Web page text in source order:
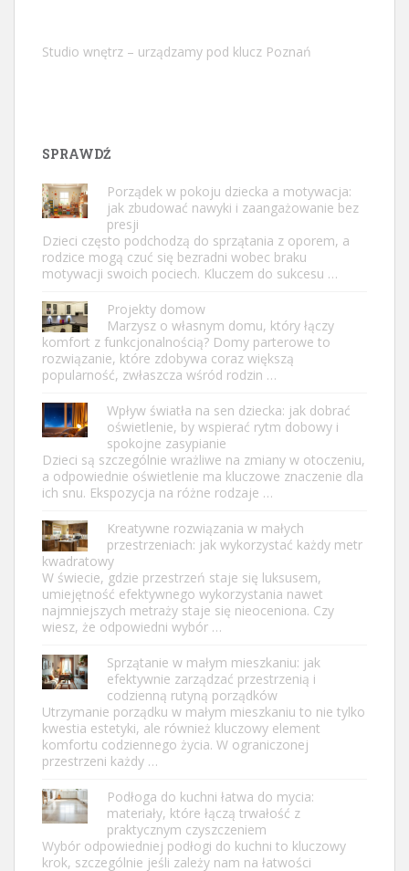
Studio wnętrz – urządzamy pod klucz Poznań
SPRAWDŹ
Porządek w pokoju dziecka a motywacja:
jak zbudować nawyki i zaangażowanie bez
presji
Dzieci często podchodzą do sprzątania z oporem, a
rodzice mogą czuć się bezradni wobec braku
motywacji swoich pociech. Kluczem do sukcesu …
Projekty domow
Marzysz o własnym domu, który łączy
komfort z funkcjonalnością? Domy parterowe to
rozwiązanie, które zdobywa coraz większą
popularność, zwłaszcza wśród rodzin …
Wpływ światła na sen dziecka: jak dobrać
oświetlenie, by wspierać rytm dobowy i
spokojne zasypianie
Dzieci są szczególnie wrażliwe na zmiany w otoczeniu,
a odpowiednie oświetlenie ma kluczowe znaczenie dla
ich snu. Ekspozycja na różne rodzaje …
Kreatywne rozwiązania w małych
przestrzeniach: jak wykorzystać każdy metr
kwadratowy
W świecie, gdzie przestrzeń staje się luksusem,
umiejętność efektywnego wykorzystania nawet
najmniejszych metraży staje się nieoceniona. Czy
wiesz, że odpowiedni wybór …
Sprzątanie w małym mieszkaniu: jak
efektywnie zarządzać przestrzenią i
codzienną rutyną porządków
Utrzymanie porządku w małym mieszkaniu to nie tylko
kwestia estetyki, ale również kluczowy element
komfortu codziennego życia. W ograniczonej
przestrzeni każdy …
Podłoga do kuchni łatwa do mycia:
materiały, które łączą trwałość z
praktycznym czyszczeniem
Wybór odpowiedniej podłogi do kuchni to kluczowy
krok, szczególnie jeśli zależy nam na łatwości